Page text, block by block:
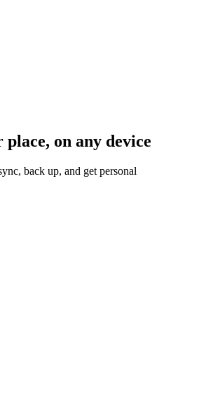
place, on any device
back up, and get personal